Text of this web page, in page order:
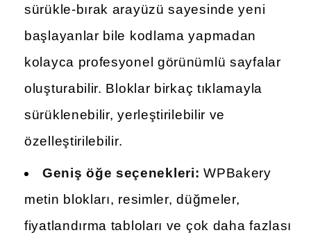
sürükle-bırak arayüzü sayesinde yeni
başlayanlar bile kodlama yapmadan
kolayca profesyonel görünümlü sayfalar
oluşturabilir. Bloklar birkaç tıklamayla
sürüklenebilir, yerleştirilebilir ve
özelleştirilebilir.
Geniş öğe seçenekleri: WPBakery
metin blokları, resimler, düğmeler,
fiyatlandırma tabloları ve çok daha fazlası